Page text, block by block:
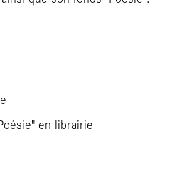
en librairie